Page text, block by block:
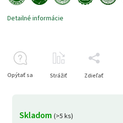
Skladom (>5 ks)
Detailné informácie
Opýtať sa Strážiť Zdieľať